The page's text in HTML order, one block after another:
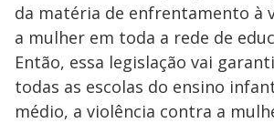
da matéria de enfrentamento à
a mulher em toda a rede de
Então, essa legislação vai
todas as escolas do ensino
médio, a violência contra a